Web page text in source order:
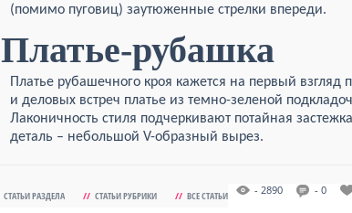
(помимо пуговиц) заутюженные стрелки впереди.
Платье-рубашка
Платье рубашечного кроя кажется на первый
и деловых встреч платье из темно-зеленой
Лаконичность стиля подчеркивают потайная
деталь – небольшой V-образный вырез.
СТАТЬИ РАЗДЕЛА // СТАТЬИ РУБРИКИ // ВСЕ СТАТЬИ - 2890 - 0